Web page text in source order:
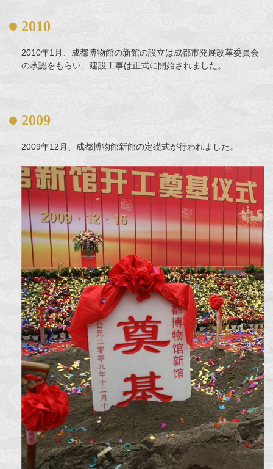
2010
2010年1月、成都博物館の新館の設立は成都市発展改革委員会
の承認をもらい、建設工事は正式に開始されました。
2009
2009年12月、成都博物館新館の定礎式が行われました。